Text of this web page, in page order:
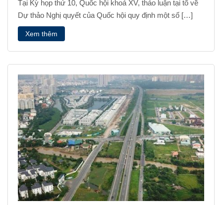
Tại Kỳ họp thứ 10, Quốc hội khoá XV, thảo luận tại tổ về
Dự thảo Nghị quyết của Quốc hội quy định một số […]
Xem thêm